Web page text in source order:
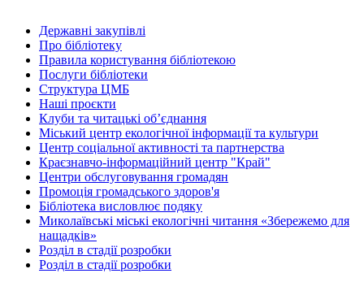
Державні закупівлі
Про бібліотеку
Правила користування бібліотекою
Послуги бібліотеки
Структура ЦМБ
Наші проєкти
Клуби та читацькі об’єднання
Міський центр екологічної інформації та культури
Центр соціальної активності та партнерства
Краєзнавчо-інформаційний центр "Край"
Центри обслуговування громадян
Промоція громадського здоров'я
Бібліотека висловлює подяку
Миколаївські міські екологічні читання «Збережемо для
нащадків»
Розділ в стадії розробки
Розділ в стадії розробки